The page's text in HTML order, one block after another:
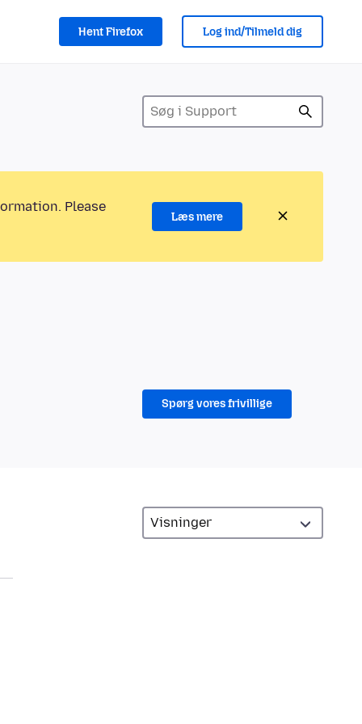
Hent Firefox Log ind/Tilmeld dig
Please
Læs mere
Spørg vores frivillige